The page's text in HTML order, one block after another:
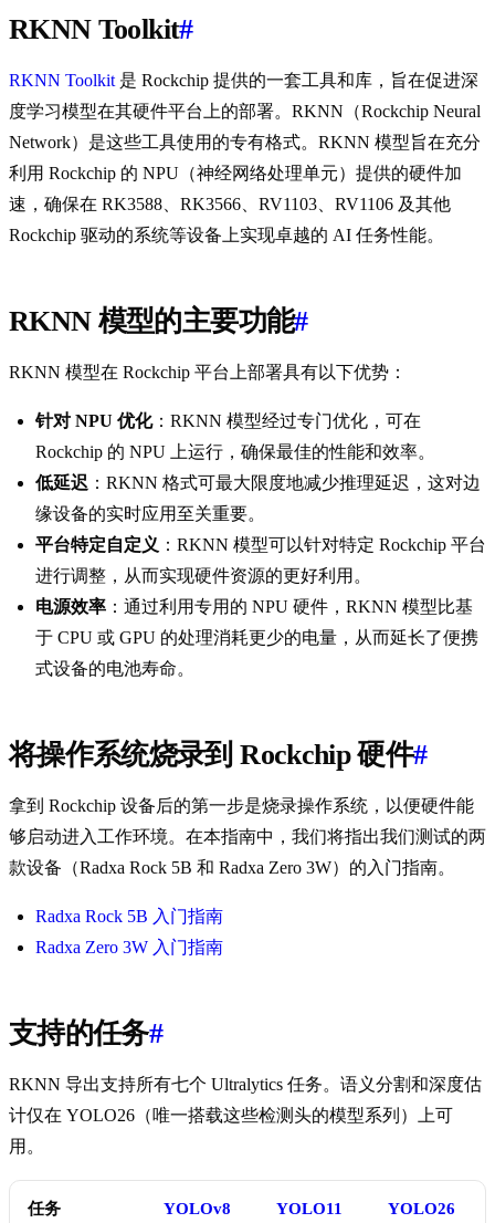
RKNN Toolkit#
RKNN Toolkit 是 Rockchip 提供的一套工具和库，旨在促进深
度学习模型在其硬件平台上的部署。RKNN（Rockchip Neural
Network）是这些工具使用的专有格式。RKNN 模型旨在充分
利用 Rockchip 的 NPU（神经网络处理单元）提供的硬件加
速，确保在 RK3588、RK3566、RV1103、RV1106 及其他
Rockchip 驱动的系统等设备上实现卓越的 AI 任务性能。
RKNN 模型的主要功能#
RKNN 模型在 Rockchip 平台上部署具有以下优势：
针对 NPU 优化：RKNN 模型经过专门优化，可在
Rockchip 的 NPU 上运行，确保最佳的性能和效率。
低延迟 ：RKNN 格式可最大限度地减少推理延迟，这对边
缘设备的实时应用至关重要。
平台特定自定义 ：RKNN 模型可以针对特定 Rockchip 平台
进行调整，从而实现硬件资源的更好利用。
电源效率 ：通过利用专用的 NPU 硬件，RKNN 模型比基
于 CPU 或 GPU 的处理消耗更少的电量，从而延长了便携
式设备的电池寿命。
将操作系统烧录到 Rockchip 硬件#
拿到 Rockchip 设备后的第一步是烧录操作系统，以便硬件能
够启动进入工作环境。在本指南中，我们将指出我们测试的两
款设备（Radxa Rock 5B 和 Radxa Zero 3W）的入门指南。
Radxa Rock 5B 入门指南
Radxa Zero 3W 入门指南
支持的任务#
RKNN 导出支持所有七个 Ultralytics 任务。语义分割和深度估
计仅在 YOLO26（唯一搭载这些检测头的模型系列）上可
用。
任务 YOLOv8 YOLO11 YOLO26